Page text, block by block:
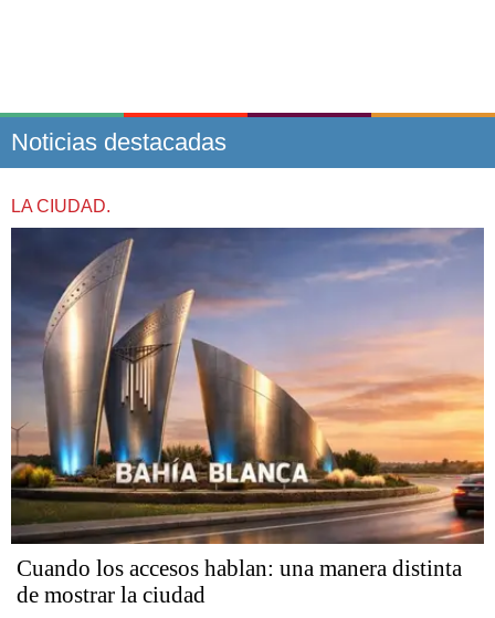
Noticias destacadas
LA CIUDAD.
Cuando los accesos hablan: una manera distinta
de mostrar la ciudad